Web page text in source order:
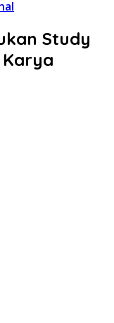
Study
Karya